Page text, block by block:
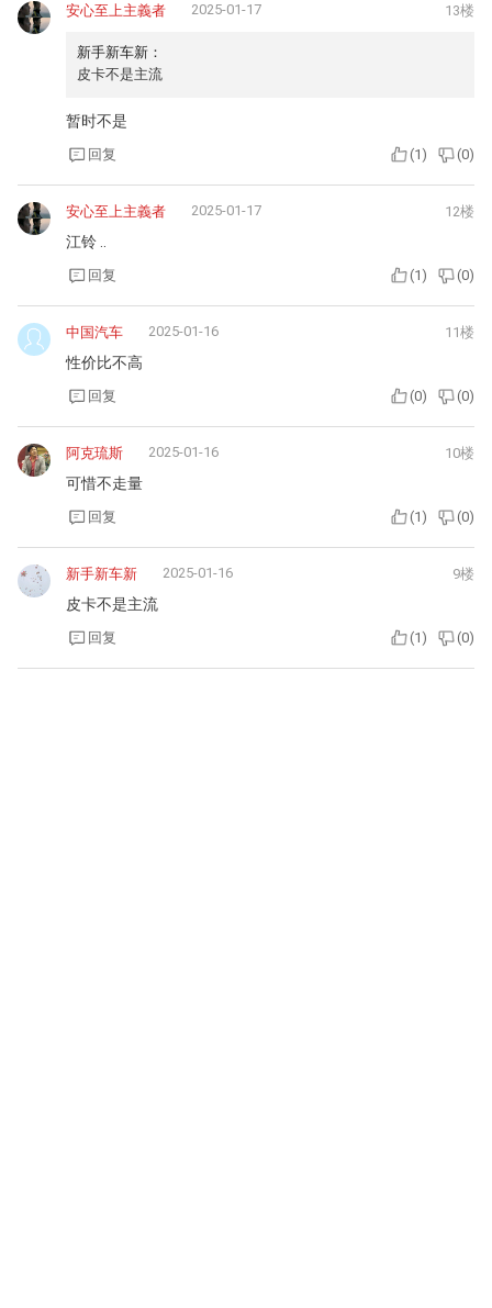
安心至上主義者 2025-01-17 13楼
新手新车新：
皮卡不是主流
暂时不是
回复 (1 ) (0)
安心至上主義者 2025-01-17 12楼
江铃 ..
回复 (1 ) (0)
中国汽车 2025-01-16 11楼
性价比不高
回复 (0) (0)
阿克琉斯 2025-01-16 10楼
可惜不走量
回复 (1 ) (0)
新手新车新 2025-01-16 9楼
皮卡不是主流
回复 (1 ) (0)